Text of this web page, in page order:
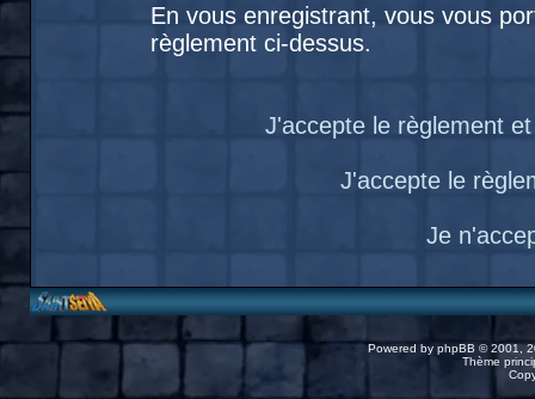
En vous enregistrant, vous vous
règlement ci-dessus.
J'accepte le règlement
J'accepte le
Je
Powered by phpBB © 2001,
Thème